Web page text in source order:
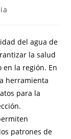
del agua de
la salud
la región. En
herramienta
para la
patrones de